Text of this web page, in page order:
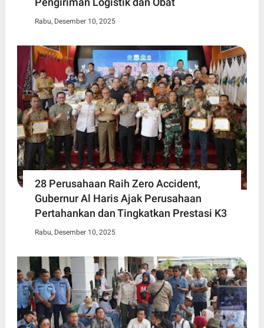
Rabu, Desember 10, 2025
28 Perusahaan Raih Zero Accident,
Gubernur Al Haris Ajak Perusahaan
Pertahankan dan Tingkatkan Prestasi K3
Rabu, Desember 10, 2025